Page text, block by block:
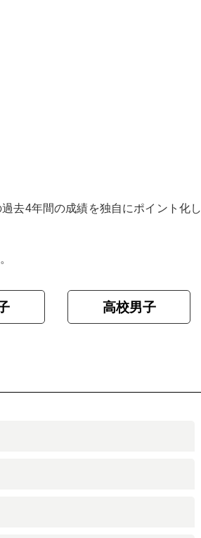
去4年間の成績を独自にポイント化し
高校男子